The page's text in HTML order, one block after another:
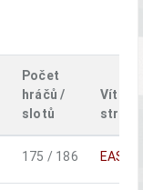
Počet
hráčů /
slotů
strana
175 / 186 EAST